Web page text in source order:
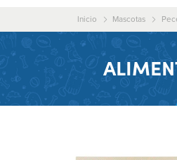
Inicio Mascotas